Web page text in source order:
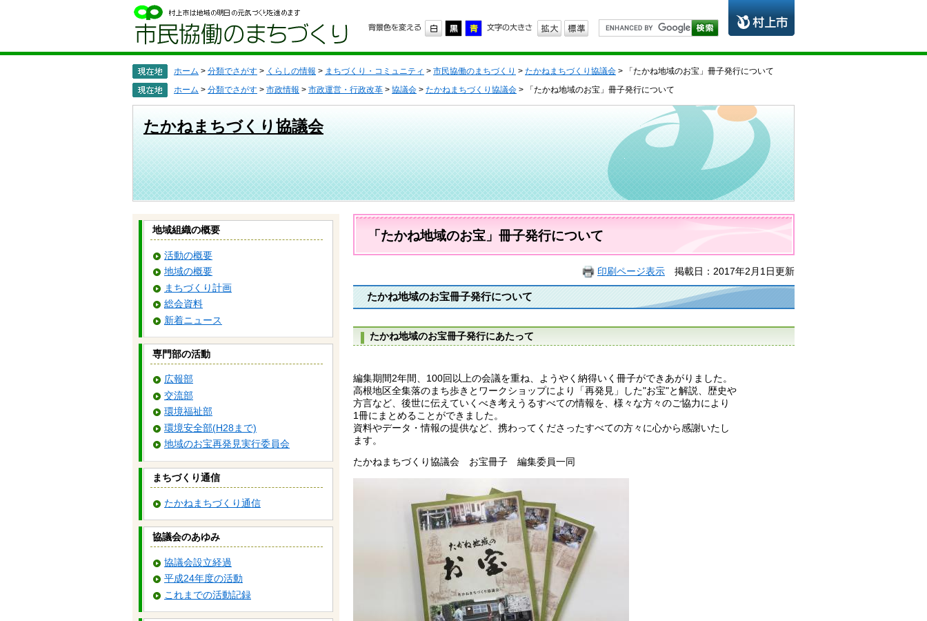
先
を
G
o
g
l
e
カ
索
ホーム > 分類でさがす > くらしの情報 > まちづくり・コミュニティ > 市民協働のまちづくり > たかねまちづくり協議会 > 「たかね地域のお宝」冊子発行について
ホーム > 分類でさがす > 市政情報 > 市政運営・行政改革 > 協議会 > たかねまちづくり協議会 > 「たかね地域のお宝」冊子発行について
たかねまちづくり協議会
本
「たかね地域のお宝」冊子発行について
印刷ページ表示 掲載日：2017年2月1日更新
たかね地域のお宝冊子発行について
たかね地域のお宝冊子発行にあたって
編集期間2年間、100回以上の会議を重ね、ようやく納得いく冊子ができあがりました。
高根地区全集落のまち歩きとワークショップにより「再発見」した"お宝"と解説、歴史や
方言など、後世に伝えていくべき考えうるすべての情報を、様々な方々のご協力により
1冊にまとめることができました。
資料やデータ・情報の提供など、携わってくださったすべての方々に心から感謝いたし
ます。
たかねまちづくり協議会 お宝冊子 編集委員一同
地域組織の概要
活動の概要
地域の概要
まちづくり計画
総会資料
新着ニュース
専門部の活動
広報部
交流部
環境福祉部
環境安全部(H28まで)
地域のお宝再発見実行委員会
まちづくり通信
たかねまちづくり通信
協議会のあゆみ
協議会設立経過
平成24年度の活動
これまでの活動記録